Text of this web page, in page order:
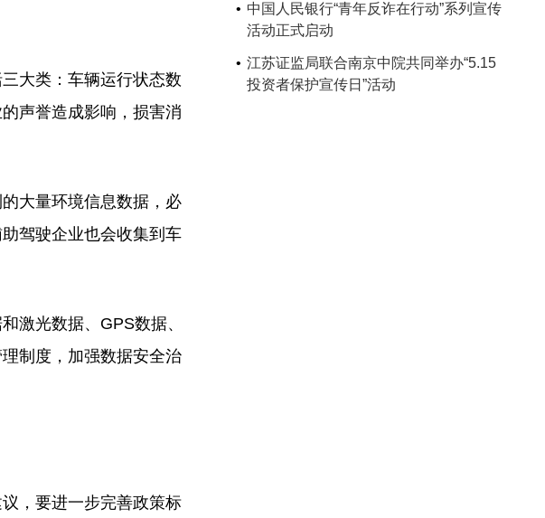
大类：车辆运行状态数
声誉造成影响，损害消
大量环境信息数据，必
驾驶企业也会收集到车
光数据、GPS数据、
制度，加强数据安全治
，要进一步完善政策标
中国人民银行“青年反诈在行动”系列宣传
活动正式启动
江苏证监局联合南京中院共同举办“5.15
投资者保护宣传日”活动